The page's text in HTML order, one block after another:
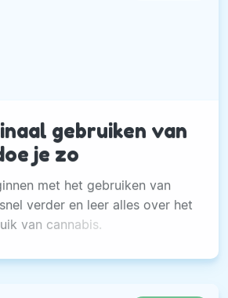
gebruiken van
je zo
met het gebruiken van
verder en leer alles over het
van cannabis.